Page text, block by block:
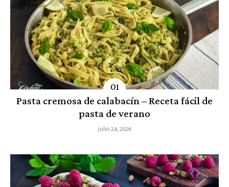
Pasta cremosa de calabacín – Receta fácil de
pasta de verano
julio 24, 2026